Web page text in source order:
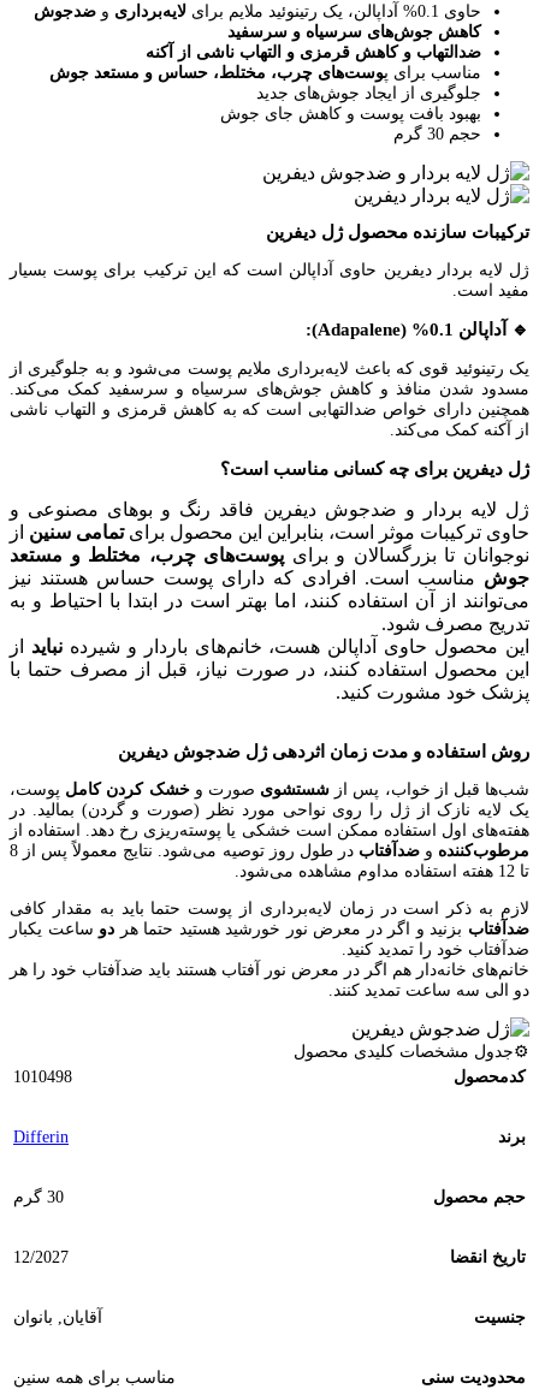
حاوی 0.1% آداپالن، یک رتینوئید ملایم برای لایه‌برداری و ضدجوش
کاهش جوش‌های سرسیاه و سرسفید
ضدالتهاب و کاهش قرمزی و التهاب ناشی از آکنه
مناسب برای پوست‌های چرب، مختلط، حساس و مستعد جوش
جلوگیری از ایجاد جوش‌های جدید
بهبود بافت پوست و کاهش جای جوش
حجم 30 گرم
ترکیبات سازنده محصول ژل دیفرین
ژل لایه بردار دیفرین حاوی آداپالن است که این ترکیب برای پوست بسیار
مفید است.
🔹 آداپالن 0.1% (Adapalene):
یک رتینوئید قوی که باعث لایه‌برداری ملایم پوست می‌شود و به جلوگیری از
مسدود شدن منافذ و کاهش جوش‌های سرسیاه و سرسفید کمک می‌کند.
همچنین دارای خواص ضدالتهابی است که به کاهش قرمزی و التهاب ناشی
از آکنه کمک می‌کند.
ژل دیفرین برای چه کسانی مناسب است؟
ژل لایه بردار و ضدجوش دیفرین فاقد رنگ و بوهای مصنوعی و
حاوی ترکیبات موثر است، بنابراین این محصول برایتمامی سنین از
نوجوانان تا بزرگسالان و برای پوست‌های چرب، مختلط و مستعد
جوش مناسب است. افرادی که دارای پوست حساس هستند نیز
می‌توانند از آن استفاده کنند، اما بهتر است در ابتدا با احتیاط و به
تدریج مصرف شود.
این محصول حاوی آداپالن هست، خانم‌های باردار و شیردهنباید از
این محصول استفاده کنند، در صورت نیاز، قبل از مصرف حتما با
پزشک خود مشورت کنید.
روش استفاده و مدت زمان اثردهی ژل ضدجوش دیفرین
شب‌ها قبل از خواب، پس از شستشوی صورت وخشک کردن کامل پوست،
یک لایه نازک از ژل را روی نواحی مورد نظر (صورت و گردن) بمالید. در
هفته‌های اول استفاده ممکن است خشکی یا پوسته‌ریزی رخ دهد. استفاده از
مرطوب‌کننده وضدآفتاب
در طول روز توصیه می‌شود. نتایج معمولاً پس از 8
تا 12 هفته استفاده مداوم مشاهده می‌شود.
لازم به ذکر است در زمان لایه‌برداری از پوست حتما باید به مقدار کافی
ضدآفتاب بزنید و اگر در معرض نور خورشید هستید حتما هر دو ساعت یکبار
ضدآفتاب خود را تمدید کنید.
خانم‌های خانه‌دار هم اگر در معرض نور آفتاب هستند باید ضدآفتاب خود را هر
دو الی سه ساعت تمدید کنند.
⚙️جدول مشخصات کلیدی محصول
کدمحصول
1010498
برند Differin
حجم محصول 30 گرم
تاریخ انقضا 12/2027
جنسیت آقایان بانوان
محدودیت سنی مناسب برای همه سنین